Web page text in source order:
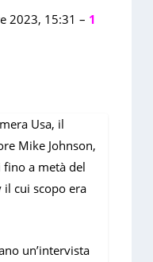
2023, 15:31 – 1
Usa, il
Mike Johnson,
a metà del
cui scopo era
un’intervista